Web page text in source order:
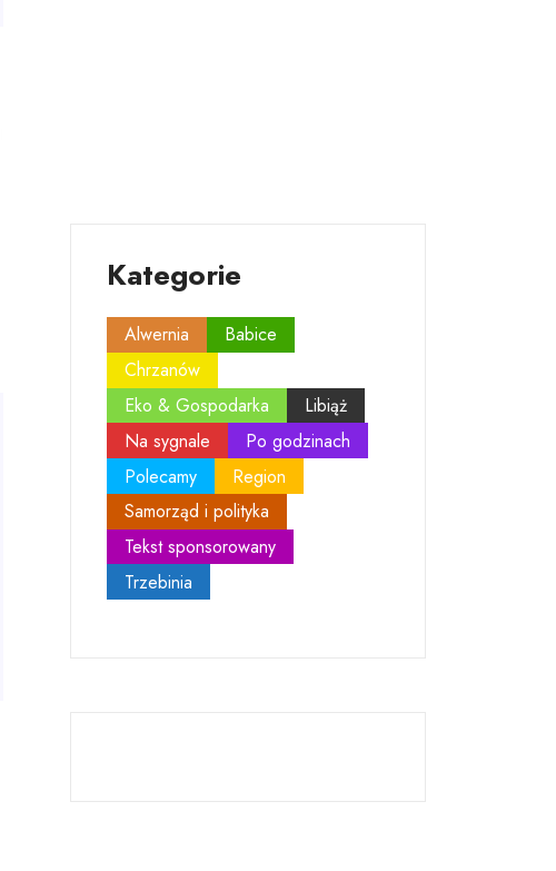
Kategorie
Alwernia
Babice
Chrzanów
Eko & Gospodarka
Libiąż
Na sygnale
Po godzinach
Polecamy
Region
Samorząd i polityka
Tekst sponsorowany
Trzebinia